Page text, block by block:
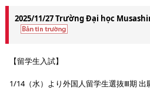
2025/11/27 Trường Đại học
【留学生入試】
1/14（水）より外国人留学生選抜Ⅲ期 出